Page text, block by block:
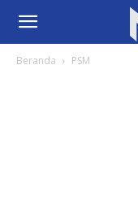
Beranda PSM